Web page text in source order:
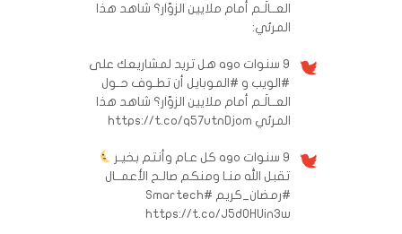
العــالَـم أمام ملايين الزوّار؟ شاهد هذا
المرئي:
9 سنوات ago
هل تريد لمشاريعك على
#الويب و #الموبايل أن تطـوف حـول
العــالَـم أمام ملايين الزوّار؟ شاهد هذا
المرئي https://t.co/q57utnDjom
9 سنوات ago
كل عـام وأنتم بخيـر
تقبل الله منـا ومنكم صالـح الأعمــال
#رمضان_كريم #Smartech
https://t.co/J5d0HUin3w